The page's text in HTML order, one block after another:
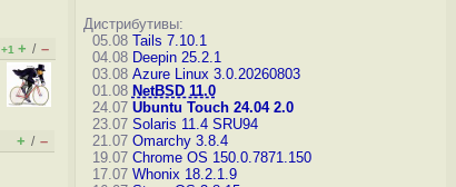
+1 + / –
+ / –
Дистрибутивы:
05.08 Tails 7.10.1
04.08 Deepin 25.2.1
03.08 Azure Linux 3.0.20260803
01.08 NetBSD 11.0
24.07 Ubuntu Touch 24.04 2.0
23.07 Solaris 11.4 SRU94
21.07 Omarchy 3.8.4
19.07 Chrome OS 150.0.7871.150
17.07 Whonix 18.2.1.9